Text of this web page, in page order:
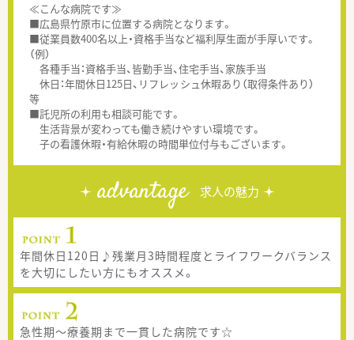
≪こんな病院です≫
■広島県竹原市に位置する病院となります。
■従業員数400名以上・資格手当など福利厚生面が手厚いです。
（例）
各種手当：資格手当、皆勤手当、住宅手当、家族手当
休日：年間休日125日、リフレッシュ休暇あり（取得条件あり）
等
■託児所の利用も相談可能です。
生活背景が変わっても働き続けやすい環境です。
子の看護休暇・有給休暇の時間単位付与もございます。
advantage 求人の魅力
年間休日120日♪残業月3時間程度とライフワークバランス
を大切にしたい方にもオススメ。
急性期～療養期まで一貫した病院です☆